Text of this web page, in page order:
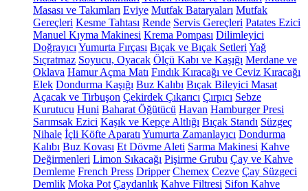
Masası ve Takımları Eviye Mutfak Bataryaları Mutfak
Gereçleri Kesme Tahtası Rende Servis Gereçleri Patates Ezici
Manuel Kıyma Makinesi Krema Pompası Dilimleyici
Doğrayıcı Yumurta Fırçası Bıçak ve Bıçak Setleri Yağ
Sıçratmaz Soyucu, Oyacak Ölçü Kabı ve Kaşığı Merdane ve
Oklava Hamur Açma Matı Fındık Kıracağı ve Ceviz Kıracağı
Elek Dondurma Kaşığı Buz Kalıbı Bıçak Bileyici Masat
Açacak ve Tirbuşon Çekirdek Çıkarıcı Çırpıcı Sebze
Kurutucu Huni Baharat Öğütücü Havan Hamburger Presi
Sarımsak Ezici Kaşık ve Kepçe Altlığı Bıçak Standı Süzgeç
Nihale İçli Köfte Aparatı Yumurta Zamanlayıcı Dondurma
Kalıbı Buz Kovası Et Dövme Aleti Sarma Makinesi Kahve
Değirmenleri Limon Sıkacağı Pişirme Grubu Çay ve Kahve
Demleme French Press Dripper Chemex Cezve Çay Süzgeci
Demlik Moka Pot Çaydanlık Kahve Filtresi Sifon Kahve